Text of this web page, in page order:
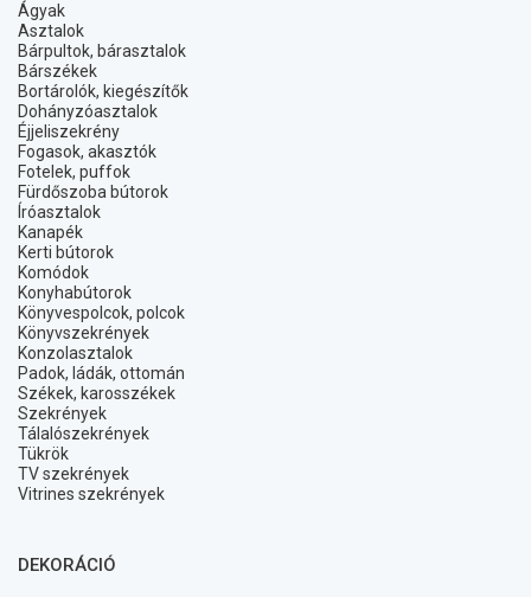
Ágyak
Asztalok
Bárpultok, bárasztalok
Bárszékek
Bortárolók, kiegészítők
Dohányzóasztalok
Éjjeliszekrény
Fogasok, akasztók
Fotelek, puffok
Fürdőszoba bútorok
Íróasztalok
Kanapék
Kerti bútorok
Komódok
Konyhabútorok
Könyvespolcok, polcok
Könyvszekrények
Konzolasztalok
Padok, ládák, ottomán
Székek, karosszékek
Szekrények
Tálalószekrények
Tükrök
TV szekrények
Vitrines szekrények
DEKORÁCIÓ